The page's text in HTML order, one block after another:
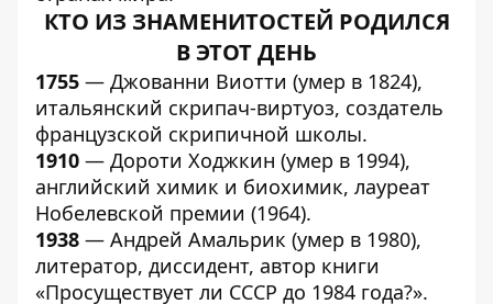
КТО ИЗ ЗНАМЕНИТОСТЕЙ РОДИЛСЯ
В ЭТОТ ДЕНЬ
1755 — Джованни Виотти (умер в 1824),
итальянский скрипач-виртуоз, создатель
французской скрипичной школы.
1910 — Дороти Ходжкин (умер в 1994),
английский химик и биохимик, лауреат
Нобелевской премии (1964).
1938 — Андрей Амальрик (умер в 1980),
литератор, диссидент, автор книги
«Просуществует ли СССР до 1984 года?».